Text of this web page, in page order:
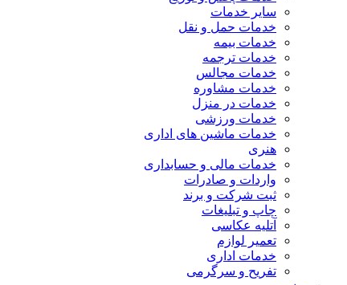
سایر خدمات
خدمات حمل و نقل
خدمات بیمه
خدمات ترجمه
خدمات مجالس
خدمات مشاوره
خدمات در منزل
خدمات ورزشی
خدمات ماشین های اداری
هنری
خدمات مالی و حسابداری
واردات و صادرات
ثبت شرکت و برند
چاپ و تبلیغات
آتلیه عکاسی
تعمیر لوازم
خدمات اداری
تفریح و سرگرمی